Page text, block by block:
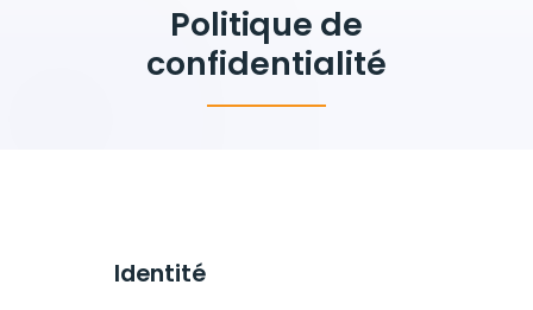
Politique de
confidentialité
Identité